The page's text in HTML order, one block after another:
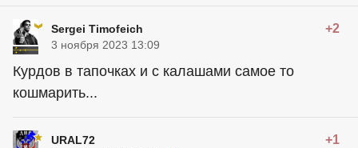
Sergei Timofeich +2
3 ноября 2023 13:09
Курдов в тапочках и с калашами самое то
кошмарить...
URAL72 +1